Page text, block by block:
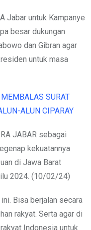
Jabar untuk Kampanye
besar dukungan
dan Gibran agar
untuk masa
SURAT
ALUN CIPARAY
JABAR sebagai
kekuatannya
di Jawa Barat
2024. (10/02/24)
Bisa berjalan secara
rakyat. Serta agar di
Indonesia untuk